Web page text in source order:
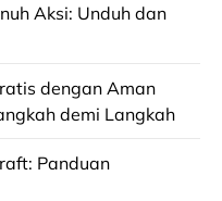
Aksi: Unduh dan
dengan Aman
demi Langkah
Panduan